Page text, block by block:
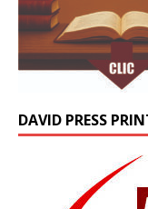
DAVID PRESS